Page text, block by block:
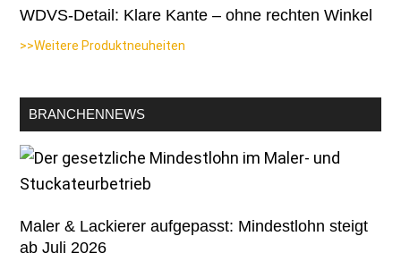
WDVS-Detail: Klare Kante – ohne rechten Winkel
>>Weitere Produktneuheiten
BRANCHENNEWS
Maler & Lackierer aufgepasst: Mindestlohn steigt
ab Juli 2026